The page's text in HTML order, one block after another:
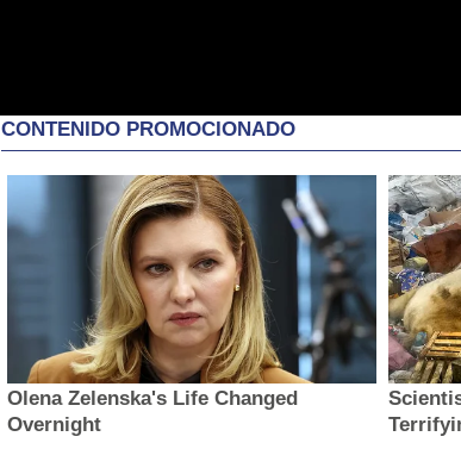
CONTENIDO PROMOCIONADO
Olena Zelenska's Life Changed
Overnight